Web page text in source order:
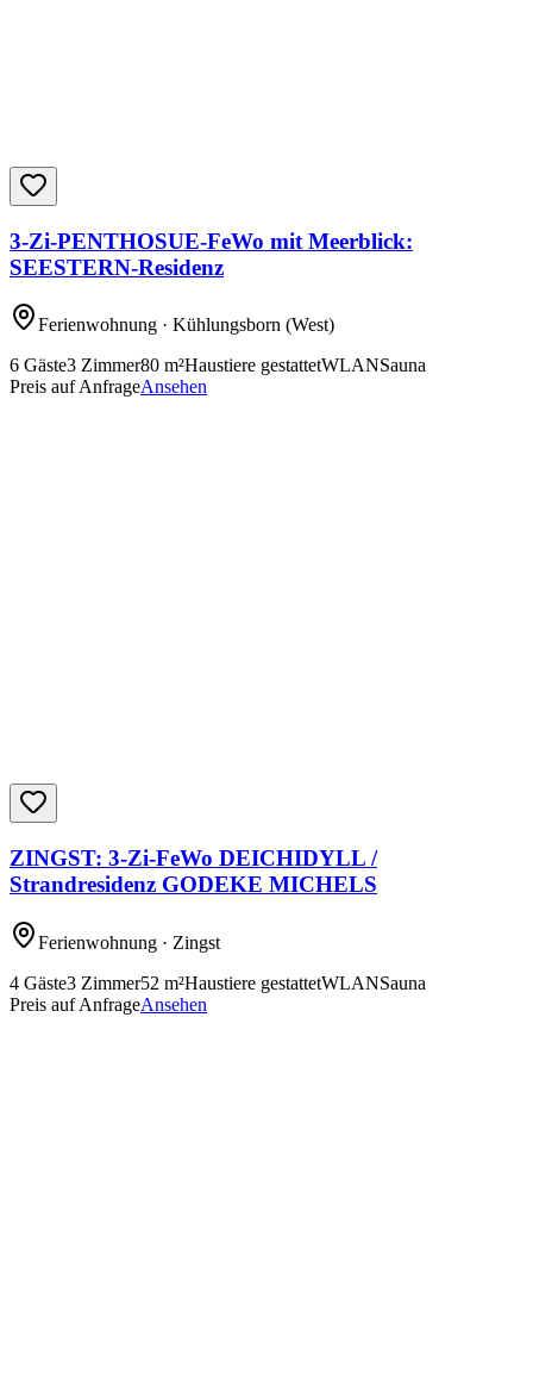
3-Zi-PENTHOSUE-FeWo mit Meerblick:
SEESTERN-Residenz
Ferienwohnung · Kühlungsborn (West)
6 Gäste3 Zimmer80 m²Haustiere gestattetWLANSauna
Preis auf AnfrageAnsehen
ZINGST: 3-Zi-FeWo DEICHIDYLL /
Strandresidenz GODEKE MICHELS
Ferienwohnung · Zingst
4 Gäste3 Zimmer52 m²Haustiere gestattetWLANSauna
Preis auf AnfrageAnsehen